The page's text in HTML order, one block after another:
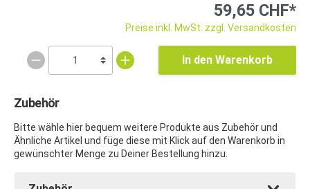
59,65 CHF*
Preise inkl. MwSt. zzgl. Versandkosten
In den Warenkorb
Zubehör
Bitte wähle hier bequem weitere Produkte aus Zubehör und
Ähnliche Artikel und füge diese mit Klick auf den Warenkorb in
gewünschter Menge zu Deiner Bestellung hinzu.